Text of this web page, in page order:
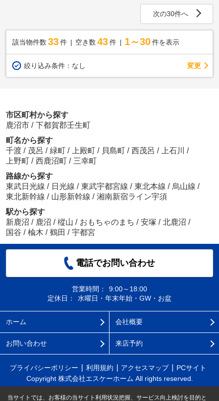
次の30件へ
該当物件数 33件 空き数 43 件 1～30 件を表示
絞り込み条件： なし 変更
市区町村から探す
鹿沼市 / 下都賀郡壬生町
町名から探す
千渡 / 茂呂 / 緑町 / 上殿町 / 貝島町 / 西茂呂 / 上石川 /
上野町 / 西鹿沼町 / 三幸町
路線から探す
東武日光線 / 日光線 / 東武宇都宮線 / 東北本線 / 烏山線 /
東北新幹線 / 山形新幹線 / 湘南新宿ライン宇須
駅から探す
新鹿沼 / 鹿沼 / 樅山 / おもちゃのまち / 安塚 / 北鹿沼 /
国谷 / 楡木 / 鶴田 / 宇都宮
電話でお問い合わせ
営業時間：
9:00～18:00
定休日：
水曜日・年末年始・GW・お盆
ホーム 会社概要
お問い合わせ 来店予約
プライバシーポリシー 利用規約 アクセスマップ
PCサイト
Copyright 株式会社エスケーホーム All rights reserved.
当サイトでは、お客様の当サイト利用状況把握、サービス向上検討を目的と